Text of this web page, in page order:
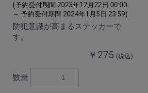
(予約受付期間 2023年12月22日 00:00
～ 予約受付期間 2024年1月5日 23:59)
防犯意識が高まるステッカーで
す。
￥275 (税込)
数量